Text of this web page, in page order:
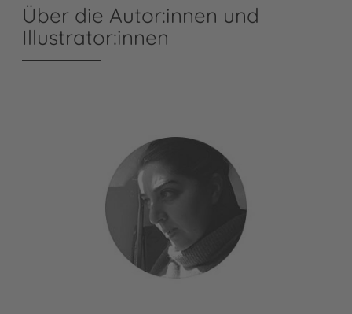
Über die Autor:innen und
Illustrator:innen